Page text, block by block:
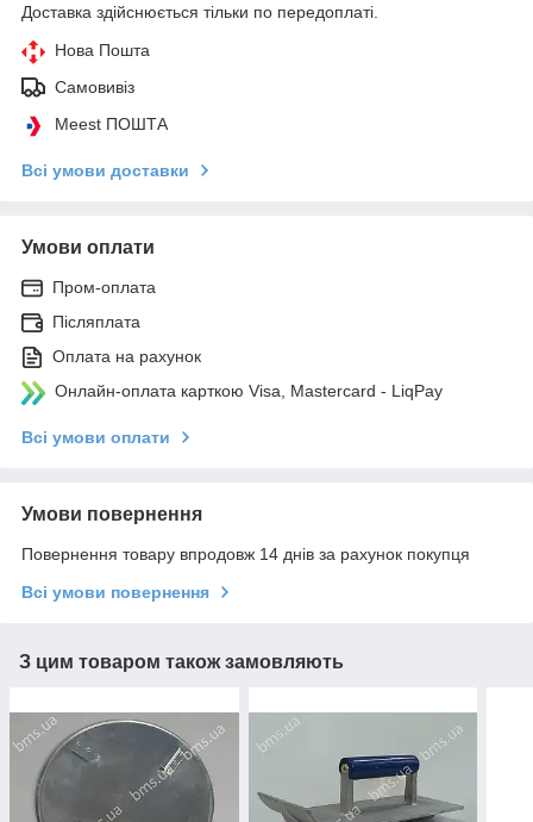
Доставка здійснюється тільки по передоплаті.
Нова Пошта
Самовивіз
Meest ПОШТА
Всі умови доставки
Умови оплати
Пром-оплата
Післяплата
Оплата на рахунок
Онлайн-оплата карткою Visa, Mastercard - LiqPay
Всі умови оплати
Умови повернення
Повернення товару впродовж 14 днів за рахунок покупця
Всі умови повернення
З цим товаром також замовляють